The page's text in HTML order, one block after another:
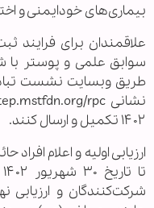
بیماری‌های خودایمنی و
علاقمندان برای فرایند
سوابق علمی و پوستر با
طریق وبسایت نشست
۱۴۰۲ تکمیل و ارسال کنند.
ارزیابی اولیه و اعلام
شرکت‌کنندگان و ارزیابی